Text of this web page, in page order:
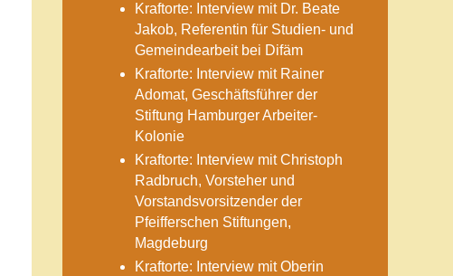
Kraftorte: Interview mit Dr. Beate
Jakob, Referentin für Studien- und
Gemeindearbeit bei Difäm
Kraftorte: Interview mit Rainer
Adomat, Geschäftsführer der
Stiftung Hamburger Arbeiter-
Kolonie
Kraftorte: Interview mit Christoph
Radbruch, Vorsteher und
Vorstandsvorsitzender der
Pfeifferschen Stiftungen,
Magdeburg
Kraftorte: Interview mit Oberin